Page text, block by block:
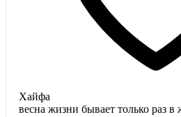
Хайфа
весна жизни бывает только раз в